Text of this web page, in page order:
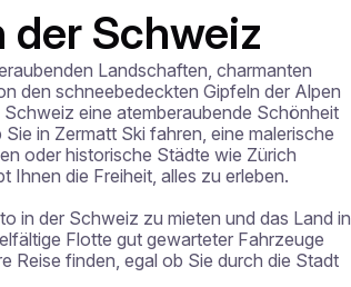
Schweiz
Landschaften, charmanten
den schneebedeckten Gipfeln der Alpen
eine atemberaubende Schönheit
in Zermatt Ski fahren, eine malerische
oder historische Städte wie Zürich
Ihnen die Freiheit, alles zu erleben.
in der Schweiz zu mieten und das Land in
Flotte gut gewarteter Fahrzeuge
Reise finden, egal ob Sie durch die Stadt